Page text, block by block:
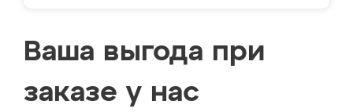
Ваша выгода при
заказе у нас